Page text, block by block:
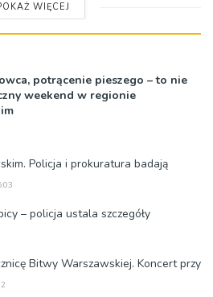
WIĘCEJ
potrącenie pieszego – to nie
weekend w regionie
Policja i prokuratura badają
– policja ustala szczegóły
Bitwy Warszawskiej. Koncert przy